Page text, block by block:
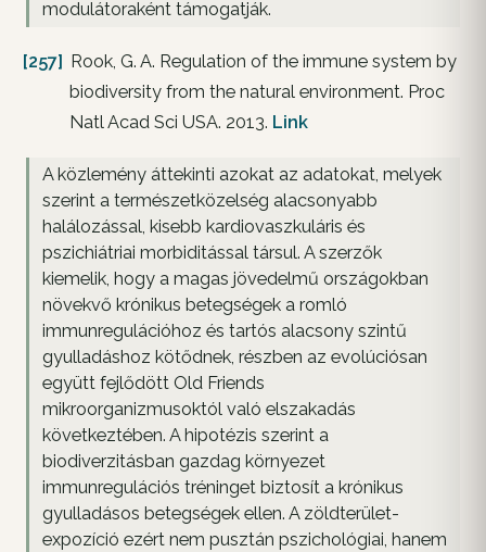
modulátoraként támogatják.
[257] Rook, G. A. Regulation of the immune system by
biodiversity from the natural environment. Proc
Natl Acad Sci USA. 2013. Link
A közlemény áttekinti azokat az adatokat, melyek
szerint a természetközelség alacsonyabb
halálozással, kisebb kardiovaszkuláris és
pszichiátriai morbiditással társul. A szerzők
kiemelik, hogy a magas jövedelmű országokban
növekvő krónikus betegségek a romló
immunregulációhoz és tartós alacsony szintű
gyulladáshoz kötődnek, részben az evolúciósan
együtt fejlődött Old Friends
mikroorganizmusoktól való elszakadás
következtében. A hipotézis szerint a
biodiverzitásban gazdag környezet
immunregulációs tréninget biztosít a krónikus
gyulladásos betegségek ellen. A zöldterület-
expozíció ezért nem pusztán pszichológiai, hanem